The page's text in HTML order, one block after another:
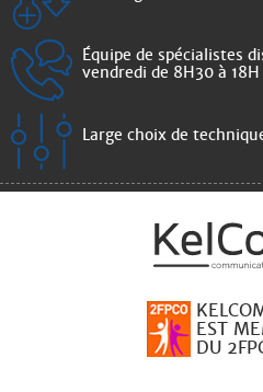
Équipe de spécialistes
vendredi de 8H30 à 18H
Large choix de
EST
DU